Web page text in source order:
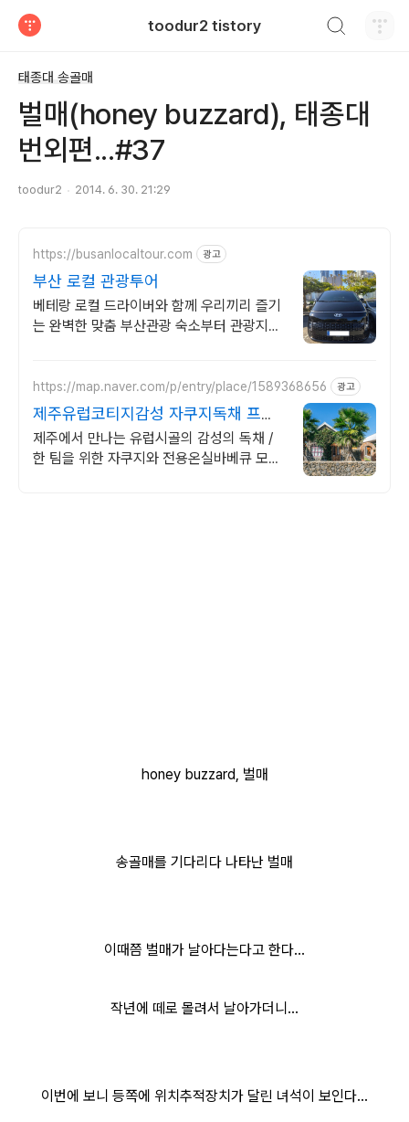
toodur2 tistory
태종대 송골매
벌매(honey buzzard), 태종대
번외편...#37
toodur2 2014. 6. 30. 21:29
https://busanlocaltour.com 광고
부산 로컬 관광투어
베테랑 로컬 드라이버와 함께 우리끼리 즐기
는 완벽한 맞춤 부산관광 숙소부터 관광지까
https://map.naver.com/p/entry/place/1589368656 광고
제주유럽코티지감성 자쿠지독채 프라
이빗 제주여행, 유럽감성
제주에서 만나는 유럽시골의 감성의 독채 /
한 팀을 위한 자쿠지와 전용온실바베큐 모두
honey buzzard, 벌매
송골매를 기다리다 나타난 벌매
이때쯤 벌매가 날아다는다고 한다...
작년에 떼로 몰려서 날아가더니...
이번에 보니 등쪽에 위치추적장치가 달린 녀석이 보인다...